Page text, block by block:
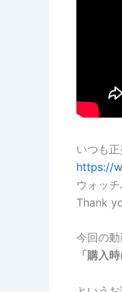
いつも
https://
ウォッ
Thank
今回の
「購入